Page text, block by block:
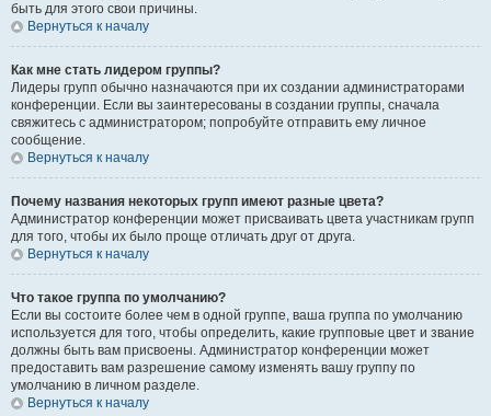
быть для этого свои причины.
Вернуться к началу
Как мне стать лидером группы?
Лидеры групп обычно назначаются при их создании администраторами
конференции. Если вы заинтересованы в создании группы, сначала
свяжитесь с администратором; попробуйте отправить ему личное
сообщение.
Вернуться к началу
Почему названия некоторых групп имеют разные цвета?
Администратор конференции может присваивать цвета участникам групп
для того, чтобы их было проще отличать друг от друга.
Вернуться к началу
Что такое группа по умолчанию?
Если вы состоите более чем в одной группе, ваша группа по умолчанию
используется для того, чтобы определить, какие групповые цвет и звание
должны быть вам присвоены. Администратор конференции может
предоставить вам разрешение самому изменять вашу группу по
умолчанию в личном разделе.
Вернуться к началу